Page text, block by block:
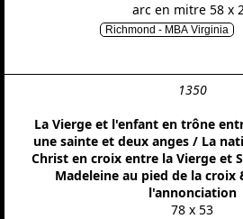
arc en mitre 58 x
Richmond - MBA Virginia
1350
La Vierge et l'enfant en trône
une sainte et deux anges / La
Christ en croix entre la Vierge et
Madeleine au pied de la croix
l'annonciation
78 x 53